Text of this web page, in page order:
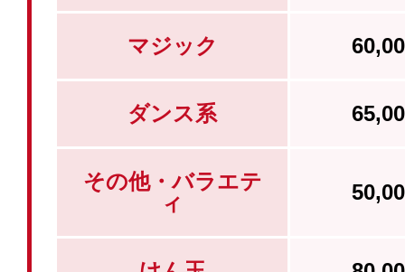
マジック
ダンス系
その他・バラエテ
ィ